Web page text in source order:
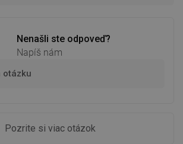
Nenašli ste odpoveď?
Napíš nám
otázku
Pozrite si viac otázok